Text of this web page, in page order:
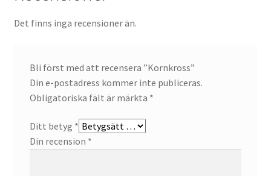
Det finns inga recensioner än.
Bli först med att recensera ”Kornkross”
Din e-postadress kommer inte publiceras.
Obligatoriska fält är märkta *
Ditt betyg *
Din recension *